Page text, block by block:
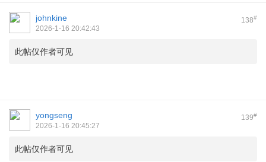
138#
johnkine
2026-1-16 20:42:43
此帖仅作者可见
139#
yongseng
2026-1-16 20:45:27
此帖仅作者可见